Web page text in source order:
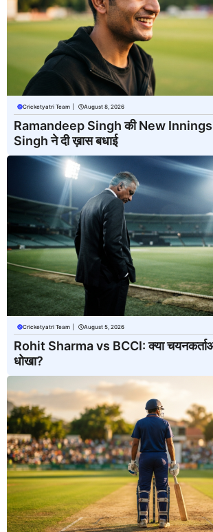
Cricketyatri Team August 8, 2026
Ramandeep Singh की New
Singh ने दी ख़ास बधाई
Cricketyatri Team August 5, 2026
Rohit Sharma vs BCCI: क्या
धोखा?